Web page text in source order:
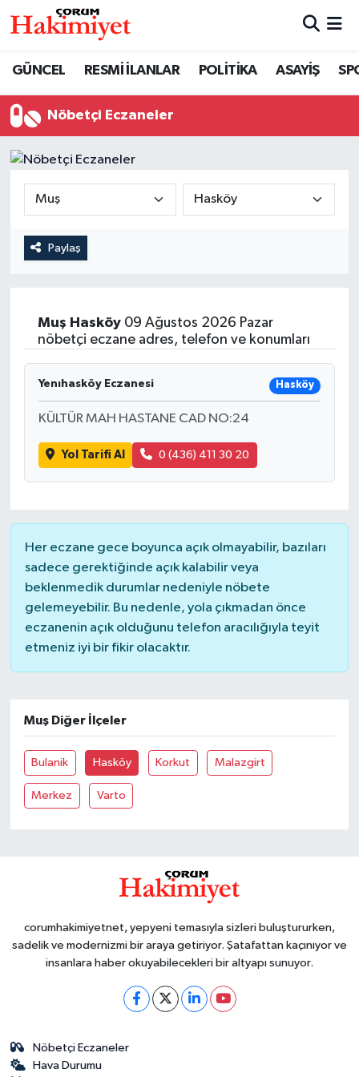
GÜNCEL RESMİ İLANLAR POLİTİKA ASAYİŞ
Nöbetçi Eczaneler
Paylaş
Muş Hasköy09 Ağustos 2026 Pazar
nöbetçi eczane adres, telefon ve konumları
Yenıhasköy Eczanesi Hasköy
KÜLTÜR MAH HASTANE CAD NO:24
Yol Tarifi Al 0 (436) 411 30 20
Her eczane gece boyunca açık olmayabilir, bazıları
sadece gerektiğinde açık kalabilir veya
beklenmedik durumlar nedeniyle nöbete
gelemeyebilir. Bu nedenle, yola çıkmadan önce
eczanenin açık olduğunu telefon aracılığıyla teyit
etmeniz iyi bir fikir olacaktır.
Muş Diğer İlçeler
Bulanik Hasköy Korkut Malazgirt
Merkez Varto
corumhakimiyetnet, yepyeni temasıyla sizleri buluştururken,
sadelik ve modernizmi bir araya getiriyor. Şatafattan kaçınıyor ve
insanlara haber okuyabilecekleri bir altyapı sunuyor.
Nöbetçi Eczaneler
Hava Durumu
ASAYİŞ
GÜNCEL
EĞİTİM
İLÇELER
TEKNOLOJİ
Nöbetçi Eczaneler
Trafik Durumu
Tüm Manşetler
Haber Arşivi